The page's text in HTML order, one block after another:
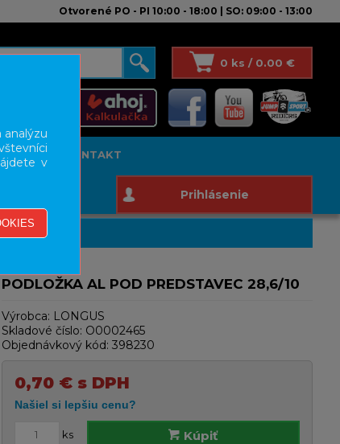
Otvorené PO - PI 10:00 - 18:00 | SO: 09:00 - 13:00
0 ks / 0.00 €
KONTAKT
Prihlásenie
PODLOŽKA AL POD PREDSTAVEC 28,6/10
Výrobca: LONGUS
Skladové číslo: O0002465
Objednávkový kód: 398230
0,70 €s DPH
ks Kúpiť
analýzu
v